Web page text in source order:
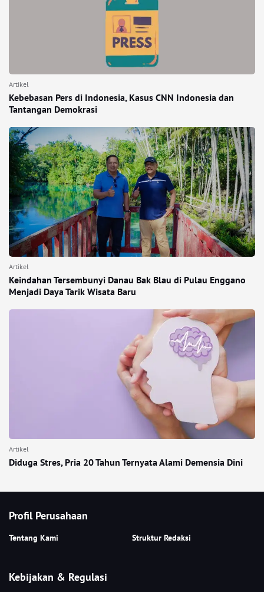
Artikel
Kebebasan Pers di Indonesia, Kasus CNN Indonesia dan
Tantangan Demokrasi
Artikel
Keindahan Tersembunyi Danau Bak Blau di Pulau Enggano
Menjadi Daya Tarik Wisata Baru
Artikel
Diduga Stres, Pria 20 Tahun Ternyata Alami Demensia Dini
Profil Perusahaan
Tentang Kami Struktur Redaksi
Kebijakan & Regulasi